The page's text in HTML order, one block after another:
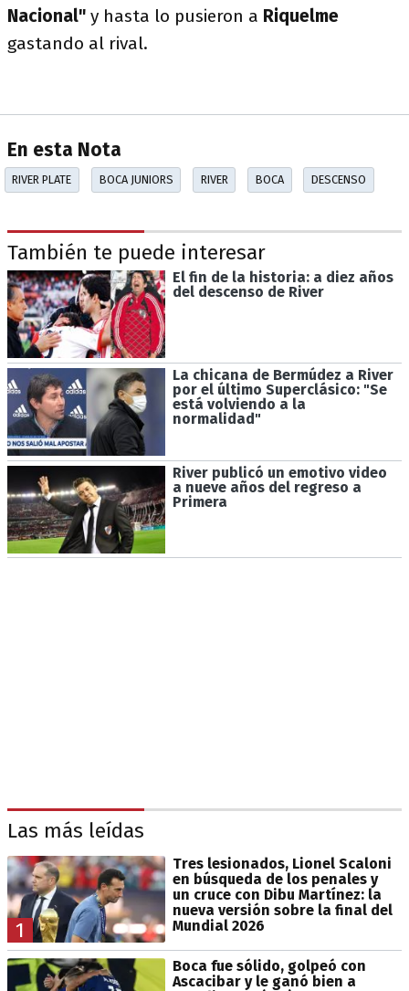
Nacional" y hasta lo pusieron a Riquelme
gastando al rival.
En esta Nota
RIVER PLATE BOCA JUNIORS RIVER BOCA DESCENSO
También te puede interesar
El fin de la historia: a diez años
del descenso de River
La chicana de Bermúdez a River
por el último Superclásico: "Se
está volviendo a la
normalidad"
River publicó un emotivo video
a nueve años del regreso a
Primera
Las más leídas
1
Tres lesionados, Lionel Scaloni
en búsqueda de los penales y
un cruce con Dibu Martínez: la
nueva versión sobre la final del
Mundial 2026
Boca fue sólido, golpeó con
Ascacibar y le ganó bien a